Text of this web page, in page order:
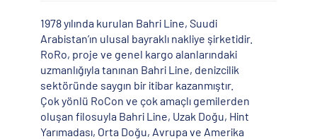
1978 yılında kurulan Bahri Line, Suudi
Arabistan’ın ulusal bayraklı nakliye şirketidir.
RoRo, proje ve genel kargo alanlarındaki
uzmanlığıyla tanınan Bahri Line, denizcilik
sektöründe saygın bir itibar kazanmıştır.
Çok yönlü RoCon ve çok amaçlı gemilerden
oluşan filosuyla Bahri Line, Uzak Doğu, Hint
Yarımadası, Orta Doğu, Avrupa ve Amerika